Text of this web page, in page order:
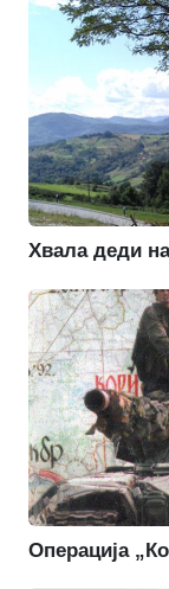
Хвала деди
Операција